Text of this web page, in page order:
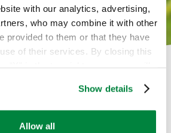
with our analytics, advertising,
who may combine it with other
provided to them or that they have
of their services. By closing this
necessary tracking tools. For
manage your preferences, or to
applicable privacy laws,
Show details
Allow all
priorità. Ogni